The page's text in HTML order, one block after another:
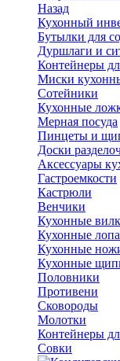
Назад
Кухонный
Бутылки для
Дуршлаги и
Контейнеры
Миски
Сотейники
Кухонные
Мерная посуда
Пинцеты и
Доски
Аксессуары
Гастроемкости
Кастрюли
Венчики
Кухонные
Кухонные
Кухонные
Кухонные
Половники
Противени
Сковороды
Молотки
Контейнеры
Совки